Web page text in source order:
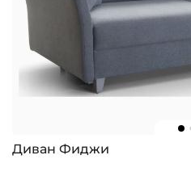
Диван Фиджи